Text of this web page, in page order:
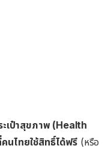
ะเป๋าสุขภาพ (Health
นไทยใช้สิทธิ์ได้ฟรี(หรือ